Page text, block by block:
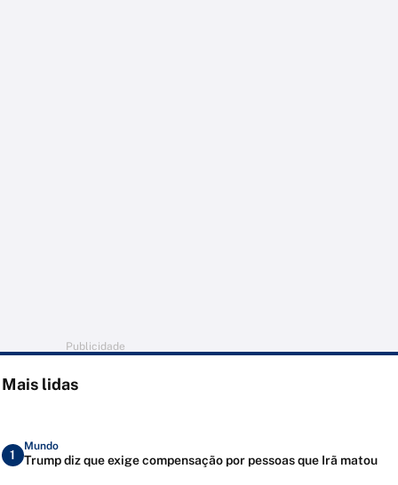
Publicidade
Mais lidas
1
Mundo
Trump diz que exige compensação por pessoas que Irã matou